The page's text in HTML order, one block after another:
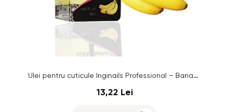
Ulei pentru cuticule Inginails Professional – Banana, 9ml
13,22 Lei